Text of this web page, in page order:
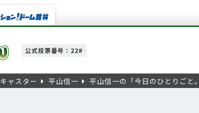
公式投票番号：22#
キャスター 平山信一 平山信一の「今日のひとりごと